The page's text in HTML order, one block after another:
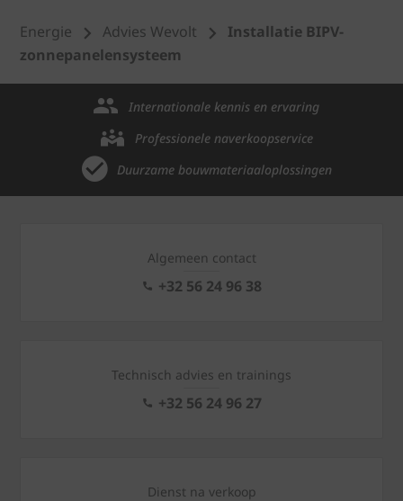
Energie Advies Wevolt
Installatie BIPV-
zonnepanelensysteem
Internationale kennis en ervaring
Professionele naverkoopservice
Duurzame bouwmateriaaloplossingen
Algemeen contact
+32 56 24 96 38
Technisch advies en trainings
+32 56 24 96 27
Dienst na verkoop